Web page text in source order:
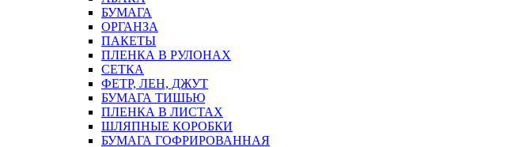
БУМАГА
ОРГАНЗА
ПАКЕТЫ
ПЛЕНКА В РУЛОНАХ
СЕТКА
ФЕТР, ЛЕН, ДЖУТ
БУМАГА ТИШЬЮ
ПЛЕНКА В ЛИСТАХ
ШЛЯПНЫЕ КОРОБКИ
БУМАГА ГОФРИРОВАННАЯ